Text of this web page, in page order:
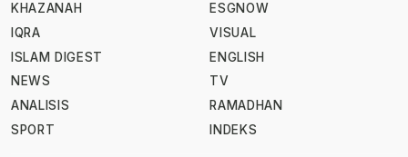
KHAZANAH
IQRA
ISLAM DIGEST
NEWS
ANALISIS
SPORT
ESGNOW
VISUAL
ENGLISH
TV
RAMADHAN
INDEKS